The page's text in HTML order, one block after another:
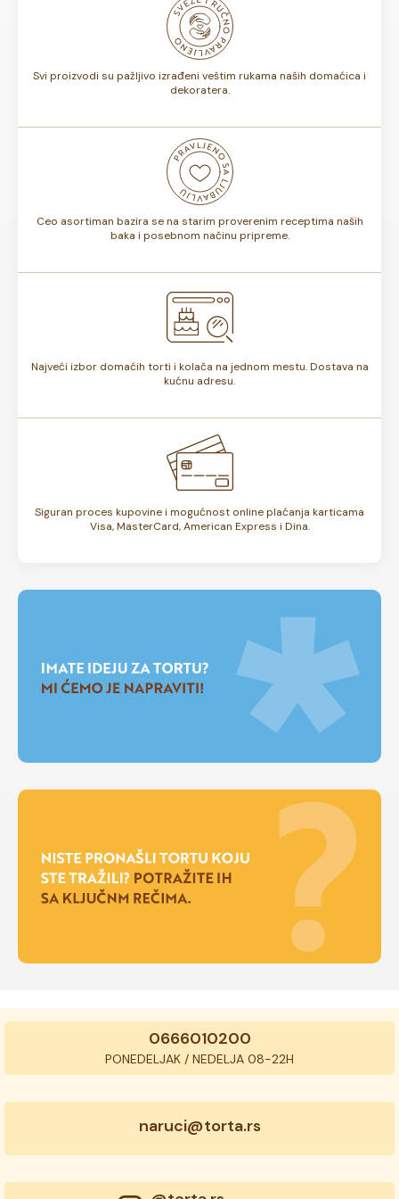
biti od 7 do 10 dana. Rok trajanja je istaknut na deklaraciji
Svi proizvodi su pažljivo izrađeni veštim rukama naših domaćica i
dekoratera.
Ceo asortiman bazira se na starim proverenim receptima naših
baka i posebnom načinu pripreme.
Najveći izbor domaćih torti i kolača na jednom mestu. Dostava na
kućnu adresu.
Siguran proces kupovine i mogućnost online plaćanja karticama
Visa, MasterCard, American Express i Dina.
0666010200
PONEDELJAK / NEDELJA 08-22H
naruci@torta.rs